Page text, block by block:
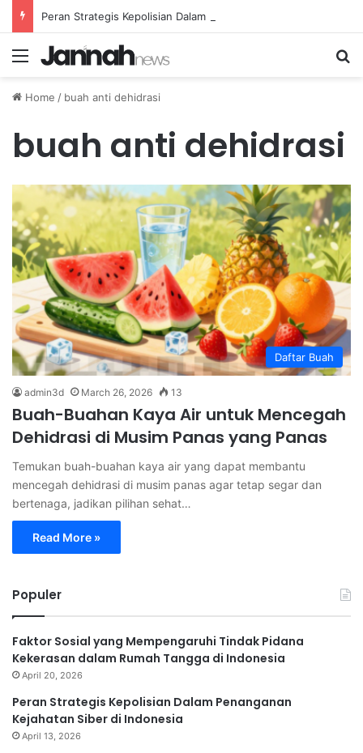
Menu
Home / buah anti dehidrasi
buah anti dehidrasi
Daftar Buah
admin3d March 26, 2026 13
Buah-Buahan Kaya Air untuk Mencegah
Dehidrasi di Musim Panas yang Panas
Temukan buah-buahan kaya air yang dapat membantu
mencegah dehidrasi di musim panas agar tetap segar dan
bertenaga, jadikan pilihan sehat…
Read More »
Populer
Faktor Sosial yang Mempengaruhi Tindak Pidana
Kekerasan dalam Rumah Tangga di Indonesia
April 20, 2026
Peran Strategis Kepolisian Dalam Penanganan
Kejahatan Siber di Indonesia
April 13, 2026